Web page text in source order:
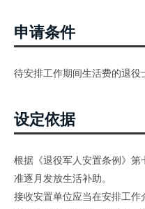
申请条件
待安排工作期间生活费的退役
设定依据
根据《退役军人安置条例》
准逐月发放生活补助。
接收安置单位应当在安排工